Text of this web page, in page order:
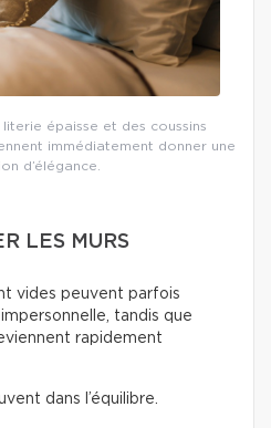
literie épaisse et des coussins
immédiatement donner une
d’élégance.
LES MURS
vides peuvent parfois
tandis que
rapidement
dans l’équilibre.